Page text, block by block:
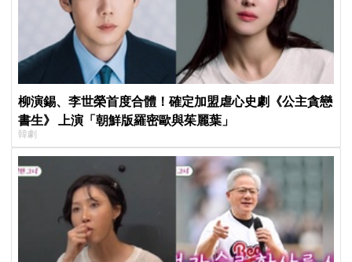
柳演錫、李世榮首度合體！確定加盟虐心史劇《公主貪戀
書生》 上演「朝鮮版羅密歐與茱麗葉」
韓劇